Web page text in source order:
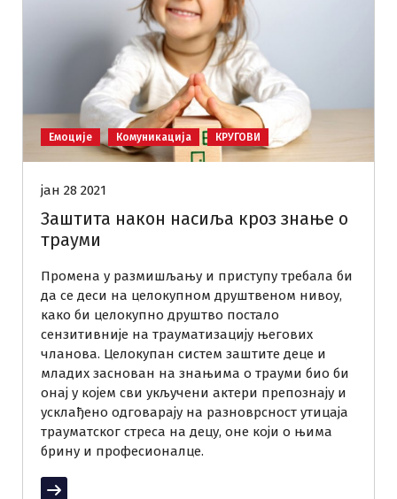
Емоције Комуникација КРУГОВИ
јан 28 2021
Заштита након насиља кроз знање о
трауми
Промена у размишљању и приступу требала би
да се деси на целокупном друштвеном нивоу,
како би целокупно друштво постало
сензитивније на трауматизацију његових
чланова. Целокупан систем заштите деце и
младих заснован на знањима о трауми био би
онај у којем сви укључени актери препознају и
усклађено одговарају на разноврсност утицаја
трауматског стреса на децу, оне који о њима
брину и професионалце.
Прочитај више